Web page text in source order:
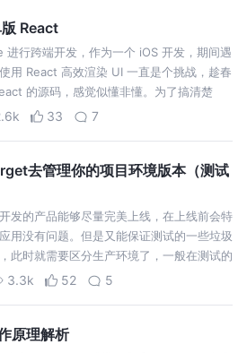
React
行跨端开发，作为一个 iOS 开发，期间遇
用 React 高效渲染 UI 一直是个挑战，趁春
的源码，感觉似懂非懂。为了搞清楚
一些资料，尝试写…
33 7
去管理你的项目环境版本（测试
发的产品能够尽量完美上线，在上线前会特
用没有问题。但是又能保证测试的一些垃圾
此时就需要区分生产环境了，一般在测试的
测试环境，而上线的时候将测试环境改成对
3.3k 52 5
原理解析